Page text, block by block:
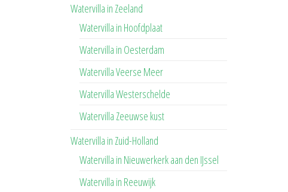
Watervilla in Zeeland
Watervilla in Hoofdplaat
Watervilla in Oesterdam
Watervilla Veerse Meer
Watervilla Westerschelde
Watervilla Zeeuwse kust
Watervilla in Zuid-Holland
Watervilla in Nieuwerkerk aan den IJssel
Watervilla in Reeuwijk